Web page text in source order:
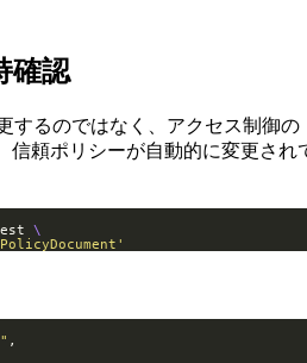
確認
するのではなく、アクセス制御の
信頼ポリシーが自動的に変更され